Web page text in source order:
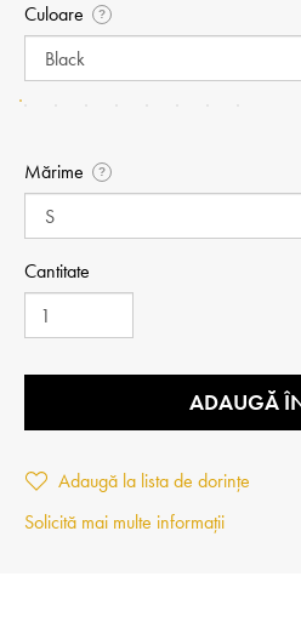
Culoare ?
Mărime ?
Cantitate
ADAUGĂ
Adaugă la lista de dorințe
Solicită mai multe informații